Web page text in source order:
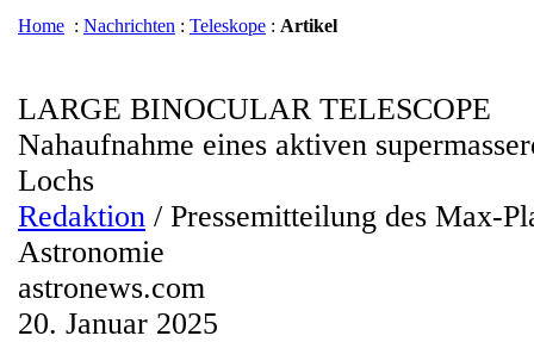
Home : Nachrichten : Teleskope : Artikel
LARGE BINOCULAR TELESCOPE
Nahaufnahme eines aktiven
Lochs
Redaktion / Pressemitteilung des Max-
Astronomie
astronews.com
20. Januar 2025